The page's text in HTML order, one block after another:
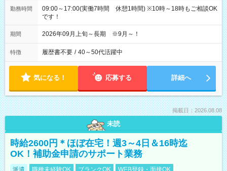
勤務時間
09:00～17:00(実働7時間 休憩1時間) ※10時～18時もご相談OK
です！
期間 2026年09月上旬～長期 ※9月～！
特徴 履歴書不要 / 40～50代活躍中
気になる！ 応募する 詳細へ
掲載日：2026.08.08
未読
時給2600円＊ほぼ在宅！週3～4日＆16時迄
OK！補助金申請のサポート業務
派遣 職種未経験OK ブランクOK WEB登録・面接OK